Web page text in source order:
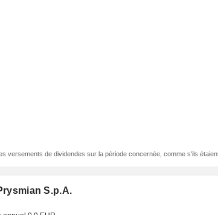
versements de dividendes sur la période concernée, comme s'ils
S.p.A.